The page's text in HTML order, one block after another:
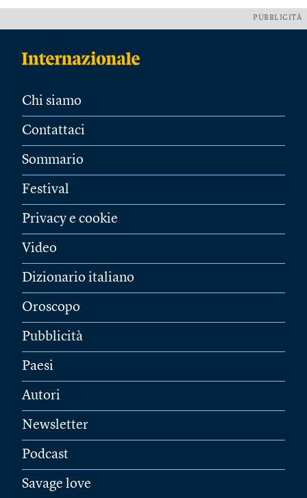
PUBBLICITÀ
Chi siamo
Contattaci
Sommario
Festival
Privacy e cookie
Video
Dizionario italiano
Oroscopo
Pubblicità
Paesi
Autori
Newsletter
Podcast
Savage love